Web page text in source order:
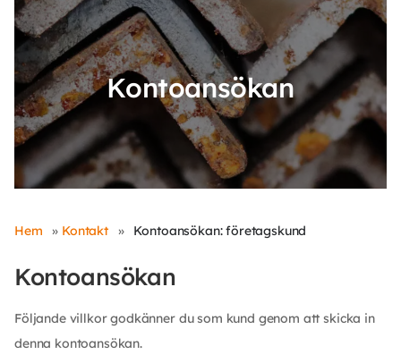
Kontoansökan
Hem » Kontakt » Kontoansökan: företagskund
Kontoansökan
Följande villkor godkänner du som kund genom att skicka in
denna kontoansökan.